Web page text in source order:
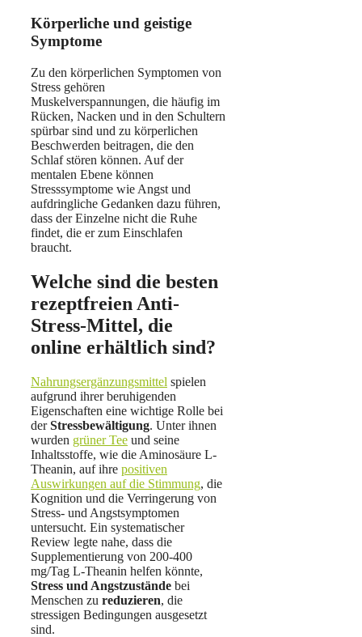
Körperliche und geistige
Symptome
Zu den körperlichen Symptomen von
Stress gehören
Muskelverspannungen, die häufig im
Rücken, Nacken und in den Schultern
spürbar sind und zu körperlichen
Beschwerden beitragen, die den
Schlaf stören können. Auf der
mentalen Ebene können
Stresssymptome wie Angst und
aufdringliche Gedanken dazu führen,
dass der Einzelne nicht die Ruhe
findet, die er zum Einschlafen
braucht.
Welche sind die besten
rezeptfreien Anti-
Stress-Mittel, die
online erhältlich sind?
Nahrungsergänzungsmittel spielen
aufgrund ihrer beruhigenden
Eigenschaften eine wichtige Rolle bei
derStressbewältigung. Unter ihnen
wurden grüner Tee und seine
Inhaltsstoffe, wie die Aminosäure L-
Theanin, auf ihre positiven
Auswirkungen auf die Stimmung, die
Kognition und die Verringerung von
Stress- und Angstsymptomen
untersucht. Ein systematischer
Review legte nahe, dass die
Supplementierung von 200-400
mg/Tag L-Theanin helfen könnte,
Stress und Angstzustände bei
Menschen zu reduzieren, die
stressigen Bedingungen ausgesetzt
sind.